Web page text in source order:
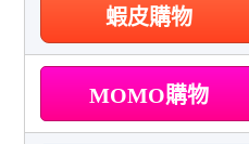
蝦皮購物
MOMO購物